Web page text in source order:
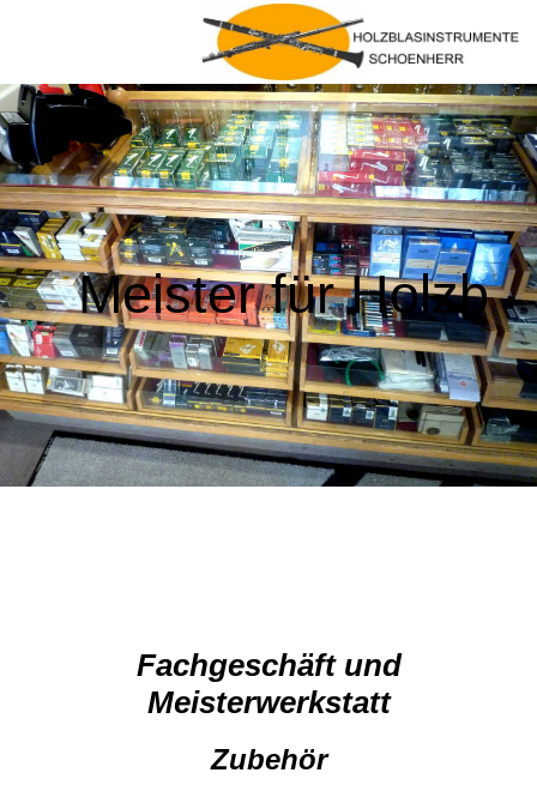
Meister für Holzb
Fachgeschäft und
Meisterwerkstatt
Zubehör